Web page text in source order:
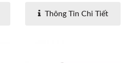
Thông Tin Chi Tiết